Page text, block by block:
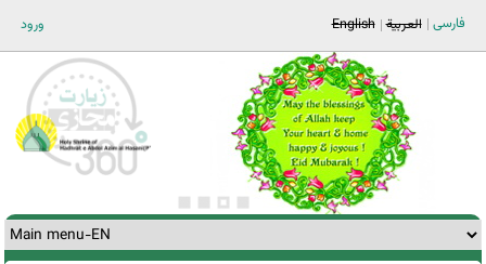
ورود فارسی العربية English